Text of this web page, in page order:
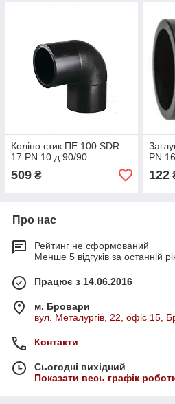
Коліно стик ПЕ 100 SDR
17 PN 10 д.90/90
509 ₴
PN
122
Про нас
Рейтинг не сформований
Менше 5 відгуків за останній
Працює з 14.06.2016
м. Бровари
вул. Металургів, 22, офіс 15,
Контакти
Сьогодні вихідний
Показати весь графік